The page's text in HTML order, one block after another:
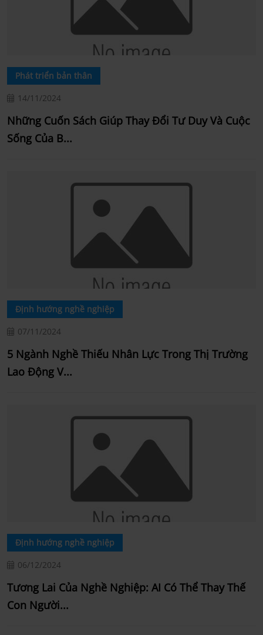
Phát triển bản thân
14/11/2024
Những Cuốn Sách Giúp Thay Đổi Tư Duy Và Cuộc
Sống Của B...
Định hướng nghề nghiệp
07/11/2024
5 Ngành Nghề Thiếu Nhân Lực Trong Thị Trường
Lao Động V...
Định hướng nghề nghiệp
06/12/2024
Tương Lai Của Nghề Nghiệp: AI Có Thể Thay Thế
Con Người...